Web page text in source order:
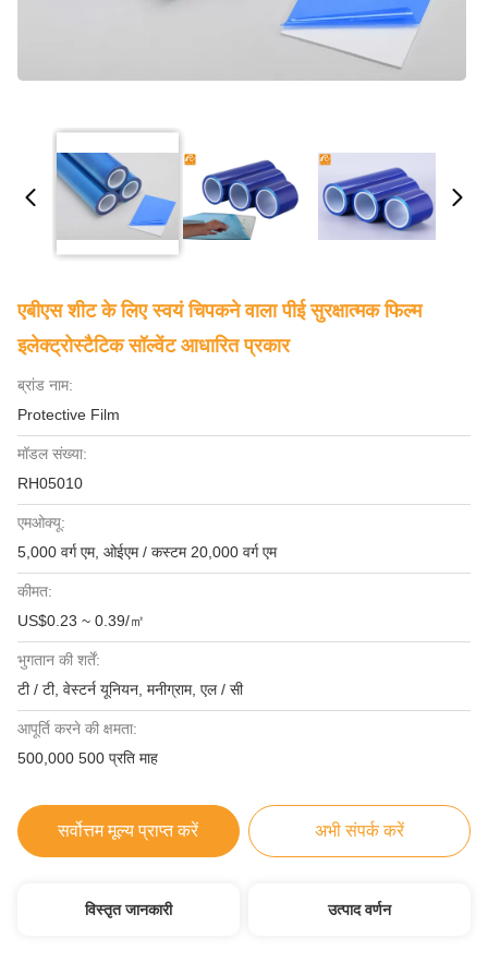
एबीएस शीट के लिए स्वयं चिपकने वाला पीई सुरक्षात्मक फिल्म
इलेक्ट्रोस्टैटिक सॉल्वेंट आधारित प्रकार
ब्रांड नाम:
Protective Film
मॉडल संख्या:
RH05010
एमओक्यू:
5,000 वर्ग एम, ओईएम / कस्टम 20,000 वर्ग एम
कीमत:
US$0.23 ~ 0.39/㎡
भुगतान की शर्तें:
टी / टी, वेस्टर्न यूनियन, मनीग्राम, एल / सी
आपूर्ति करने की क्षमता:
500,000 500 प्रति माह
सर्वोत्तम मूल्य प्राप्त करें अभी संपर्क करें
विस्तृत जानकारी उत्पाद वर्णन